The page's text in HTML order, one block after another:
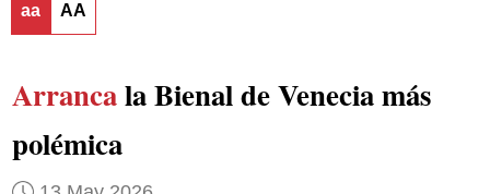
aa AA
Arrancala Bienal de Venecia más
polémica